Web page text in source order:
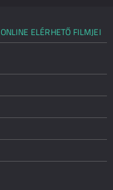
ONLINE ELÉRHETŐ FILMJEI